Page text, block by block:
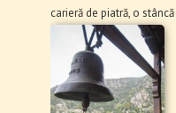
carieră de piatră, o